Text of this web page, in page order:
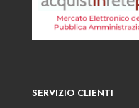
SERVIZIO CLIENTI